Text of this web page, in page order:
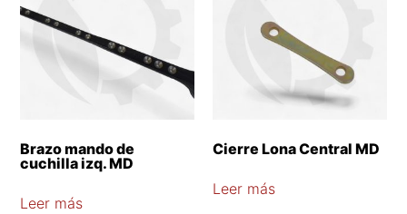
Brazo mando de
cuchilla izq. MD
Leer más
Cierre Lona Central MD
Leer más